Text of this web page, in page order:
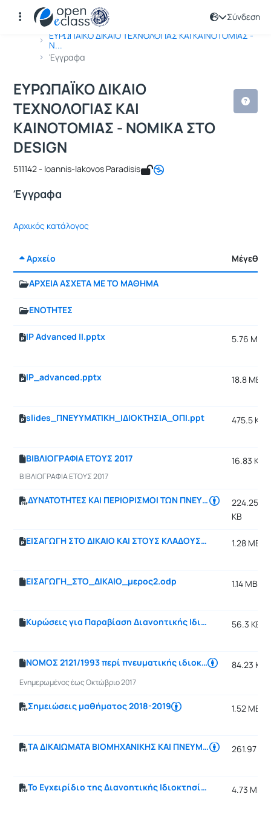
Σύνδεση
Αρχική Σελίδα
ΕΥΡΩΠΑΪΚΟ ΔΙΚΑΙΟ ΤΕΧΝΟΛΟΓΙΑΣ ΚΑΙ ΚΑΙΝΟΤΟΜΙΑΣ -
Ν...
Έγγραφα
Μάθημα : ΕΥΡΩΠΑΪΚΟ ΔΙΚΑΙΟ
Κωδικός : 511142
ΕΥΡΩΠΑΪΚΟ ΔΙΚΑΙΟ
ΤΕΧΝΟΛΟΓΙΑΣ ΚΑΙ
ΚΑΙΝΟΤΟΜΙΑΣ - ΝΟΜΙΚΑ ΣΤΟ
DESIGN
511142 - Ioannis-Iakovos Paradisis
Έγγραφα
Αρχικός κατάλογος
Αρχείο Μέγεθος
ΑΡΧΕΙΑ ΑΣΧΕΤΑ ΜΕ ΤΟ ΜΑΘΗΜΑ
ΕΝΟΤΗΤΕΣ
IP Advanced II.pptx 5.76 MB
IP_advanced.pptx 18.8 MB
slides_ΠΝΕΥΥΜΑΤΙΚΗ_ΙΔΙΟΚΤΗΣΙΑ_ΟΠΙ.ppt 475.5 KB
ΒΙΒΛΙΟΓΡΑΦΙΑ ΕΤΟΥΣ 2017
ΒΙΒΛΙΟΓΡΑΦΙΑ ΕΤΟΥΣ 2017
16.83 KB
ΔΥΝΑΤΟΤΗΤΕΣ ΚΑΙ ΠΕΡΙΟΡΙΣΜΟΙ ΤΩΝ ΠΝΕΥΜΑΤΙΚΩΝ ΕΡΓΩΝ ΚΑΙ ΑΛΛΑ ΣΥΓΓΕΝΙΚΑ ΔΙΚΑΙΩΜΑΤΑ
224.25
KB
ΕΙΣΑΓΩΓΗ ΣΤΟ ΔΙΚΑΙΟ ΚΑΙ ΣΤΟΥΣ ΚΛΑΔΟΥΣ ΤΟΥ.pptx 1.28 MB
ΕΙΣΑΓΩΓΗ_ΣΤΟ_ΔΙΚΑΙΟ_μερος2.odp 1.14 MB
Κυρώσεις για Παραβίαση Διανοητικής Ιδιοκτησίας.odp 56.3 KB
ΝΟΜΟΣ 2121/1993 περί πνευματικής ιδιοκτησίας
Ενημερωμένος έως Οκτώβριο 2017
84.23 KB
Σημειώσεις μαθήματος 2018-2019 1.52 MB
ΤΑ ΔΙΚΑΙΩΜΑΤΑ ΒΙΟΜΗΧΑΝΙΚΗΣ ΚΑΙ ΠΝΕΥΜΑΤΙΚΗΣ ΙΔΙΟΚΤΗΣΙΑΣ: ΕΥΡΕΣΙΤΕΧΝΙΕΣ, ΕΜΠΟΡΙΚΑ ΣΗΜΑΤΑ ΚΑΙ ΤΕΧΝΟΓΝΩΣΙΑ 261.97 KB
Το Εγχειρίδιο της Διανοητικής Ιδιοκτησίας 4.73 MB